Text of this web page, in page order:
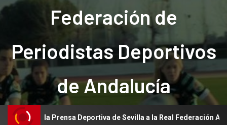
Federación de
Periodistas Deportivos
de Andalucía
de la Prensa Deportiva de Sevilla a la Real Federación